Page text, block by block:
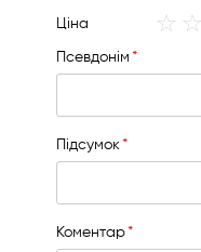
Ціна
1
Псевдонім
Підсумок
Коментар